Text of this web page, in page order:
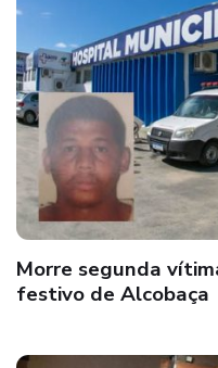
Morre segunda
festivo de Alcobaça